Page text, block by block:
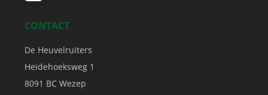
CONTACT
De Heuvelruiters
Heidehoeksweg 1
8091 BC Wezep